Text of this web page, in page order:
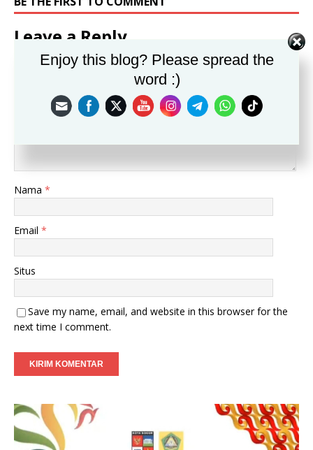
Leave a Reply
Alamat email Anda tidak akan dipublikasikan.
Nama *
Email *
Situs
Save my name, email, and website in this browser for the
next time I comment.
Enjoy this blog? Please spread the
word :)